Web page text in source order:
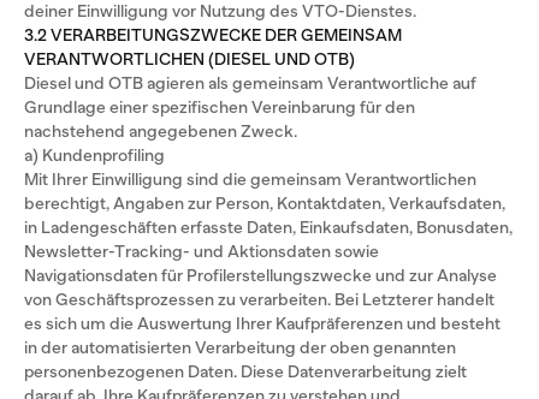
deiner Einwilligung vor Nutzung des VTO-Dienstes.
3.2 VERARBEITUNGSZWECKE DER GEMEINSAM
VERANTWORTLICHEN (DIESEL UND OTB)
Diesel und OTB agieren als gemeinsam Verantwortliche auf
Grundlage einer spezifischen Vereinbarung für den
nachstehend angegebenen Zweck.
a) Kundenprofiling
Mit Ihrer Einwilligung sind die gemeinsam Verantwortlichen
berechtigt, Angaben zur Person, Kontaktdaten, Verkaufsdaten,
in Ladengeschäften erfasste Daten, Einkaufsdaten, Bonusdaten,
Newsletter-Tracking- und Aktionsdaten sowie
Navigationsdaten für Profilerstellungszwecke und zur Analyse
von Geschäftsprozessen zu verarbeiten. Bei Letzterer handelt
es sich um die Auswertung Ihrer Kaufpräferenzen und besteht
in der automatisierten Verarbeitung der oben genannten
personenbezogenen Daten. Diese Datenverarbeitung zielt